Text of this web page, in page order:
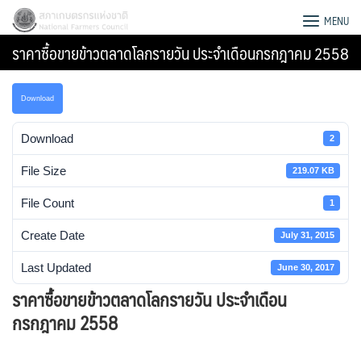
Skip
content
Search
for:
สภาเกษตรกรแห่งชาติ MENU
ราคาซื้อขายข้าวตลาดโลกรายวัน ประจำเดือนกรกฎาคม 2558
Download
Download 2
File Size 219.07 KB
File Count 1
Create Date July 31, 2015
Last Updated June 30, 2017
ราคาซื้อขายข้าวตลาดโลกรายวัน ประจำเดือน
กรกฎาคม 2558